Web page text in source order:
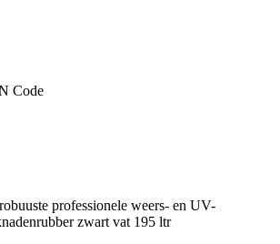
Code
professionele weers- en UV-
zwart vat 195 ltr